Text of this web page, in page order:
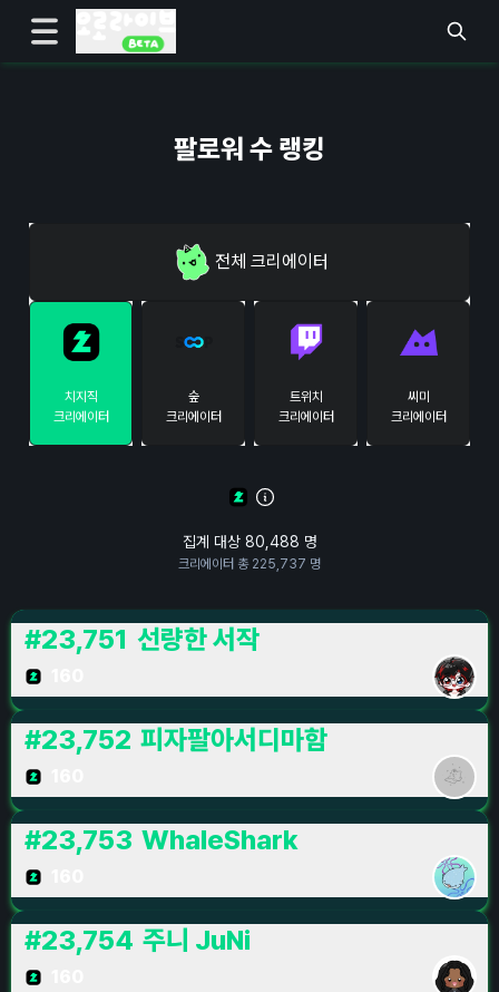
팔로워 수 랭킹
전체 크리에이터
치지직
크리에이터
숲
크리에이터
트위치
크리에이터
씨미
크리에이터
집계 대상 80,488 명
크리에이터 총 225,737 명
#23,751 선량한 서작
#23,752 피자팔아서디마함
#23,753 WhaleShark
#23,754 주니 JuNi